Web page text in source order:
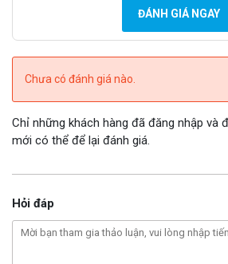
ĐÁNH GIÁ NGAY
Chưa có đánh giá nào.
Chỉ những khách hàng đã đăng nhập và
mới có thể để lại đánh giá.
Hỏi đáp